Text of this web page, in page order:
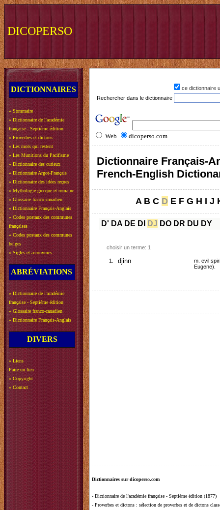
DICOPERSO
DICTIONNAIRES
» Sommaire
» Dictionnaire de l'académie
française - Septième édition
» Proverbes et dictons
» Les mots qui restent
» Les Munitions du Pacifisme
» Dictionnaire des curieux
» Dictionnaire Argot-Français
» Dictionnaire des idées reçues
» Mythologie grecque et romaine
» Glossaire franco-canadien
» Dictionnaire Français-Anglais
» Codes postaux des communes
françaises
» Codes postaux des communes
belges
» Sigles et acronymes
ABRÉVIATIONS
» Dictionnaire de l'académie
française - Septième édition
» Glossaire franco-canadien
» Dictionnaire Français-Anglais
DIVERS
» Liens
Faire un lien
» Copyright
» Contact
ce dictionnaire
Rechercher dans le dictionnaire
Web dicoperso.com
Dictionnaire Français-
French-English
A B C D E F G H I J
D' DA DE DI DJ DO DR DU DY
choisir un terme: 1
1. djinn
m. evil
Eugene).
Dictionnaires sur dicoperso.com
- Dictionnaire de l'académie française - Septième édition (1877)
- Proverbes et dictons : sélection de proverbes et de dictons